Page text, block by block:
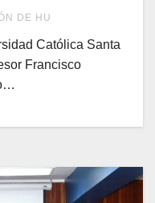
DE HU
Católica Santa
Francisco